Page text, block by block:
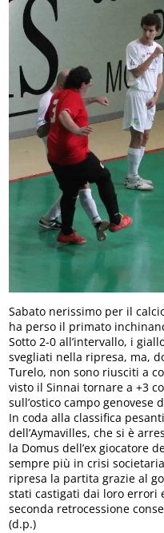
Sabato nerissimo per il
ha perso il primato
Sotto 2-0 all’intervallo, i
svegliati nella ripresa, ma,
Turelo, non sono riusciti a
visto il Sinnai tornare a +3
sull’ostico campo genovese
In coda alla classifica
dell’Aymavilles, che si è
la Domus dell’ex giocatore
sempre più in crisi
ripresa la partita grazie al
stati castigati dai loro errori
seconda retrocessione
(d.p.)